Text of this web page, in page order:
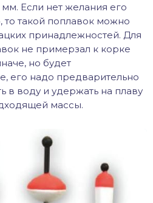
мм. Если нет желания его
то такой поплавок можно
принадлежностей. Для
не примерзал к корке
но будет
его надо предварительно
в воду и удержать на плаву
массы.